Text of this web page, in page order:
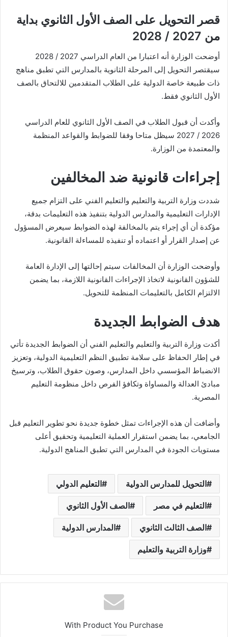
قصر التحويل على الصف الأول الثانوي بداية
من 2027 / 2028
أوضحت الوزارة أنه اعتبارا من العام الدراسي 2027 / 2028
سيقتصر التحويل إلى المرحلة الثانوية بالمدارس التي تطبق مناهج
ذات طبيعة خاصة الدولية على الطلاب المتقدمين للالتحاق بالصف
الأول الثانوي فقط.
وأكدت أن قبول الطلاب في الصف الأول الثانوي للعام الدراسي
2026 / 2027 سيظل متاحا وفقا للضوابط والقواعد المنظمة
والمعتمدة من الوزارة.
إجراءات قانونية ضد المخالفين
شددت وزارة التربية والتعليم والتعليم الفني على التزام جميع
الإدارات التعليمية والمدارس الدولية بتنفيذ هذه التعليمات بدقة،
مؤكدة أن أي إجراء يتم بالمخالفة لهذه الضوابط سيعرض المسؤول
عن إصدار القرار أو اعتماده أو تنفيذه للمساءلة القانونية.
وأوضحت الوزارة أن المخالفات سيتم إحالتها إلى الإدارة العامة
للشؤون القانونية لاتخاذ الإجراءات القانونية اللازمة، بما يضمن
الالتزام الكامل بالتعليمات المنظمة للتحويل.
هدف الضوابط الجديدة
أكدت وزارة التربية والتعليم والتعليم الفني أن الضوابط الجديدة تأتي
في إطار الحفاظ على سلامة تطبيق النظم التعليمية الدولية، وتعزيز
الانضباط المؤسسي داخل المدارس، وصون حقوق الطلاب، وترسيخ
مبادئ العدالة والمساواة وتكافؤ الفرص داخل منظومة التعليم
المصرية.
وأضافت أن هذه الإجراءات تمثل خطوة جديدة نحو تطوير التعليم قبل
الجامعي، بما يضمن استقرار العملية التعليمية وتحقيق أعلى
مستويات الجودة في المدارس التي تطبق المناهج الدولية.
التحويل للمدارس الدولية التعليم الدولي
التعليم في مصر الصف الأول الثانوي
الصف الثالث الثانوي المدارس الدولية
وزارة التربية والتعليم
With Product You Purchase